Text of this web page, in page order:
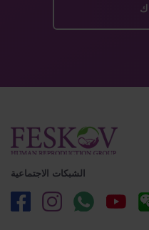
الشبكات الاجتماعية